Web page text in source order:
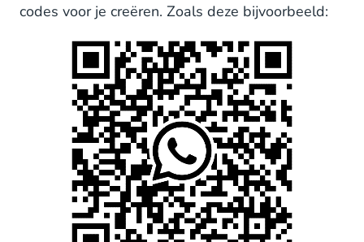
codes voor je creëren. Zoals deze bijvoorbeeld: